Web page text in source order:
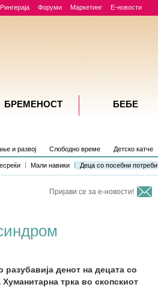
Форуми Маркетинг Е-новости
Мали навики Деца со посебни потреби
и развој Слободно време Детско катче
Пријави се за е-новости!
денот на децата со
трка во скопскиот
БРЕМЕНОСТ БЕБЕ